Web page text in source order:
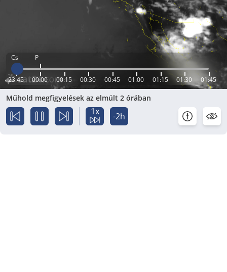
Cs P
23:45 00:00 00:15 00:30 00:45 01:00 01:15 01:30 01:45
Műhold megfigyelések az elmúlt 2 órában
1x -2h